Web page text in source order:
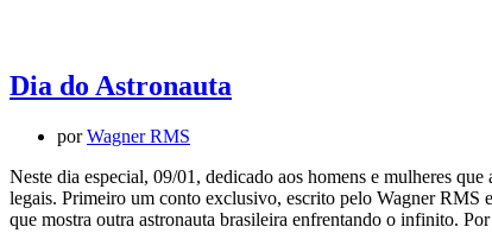
Dia do Astronauta
porWagner RMS
Neste dia especial, 09/01, dedicado aos homens e mulheres
legais. Primeiro um conto exclusivo, escrito pelo Wagner RMS
que mostra outra astronauta brasileira enfrentando o infinito.